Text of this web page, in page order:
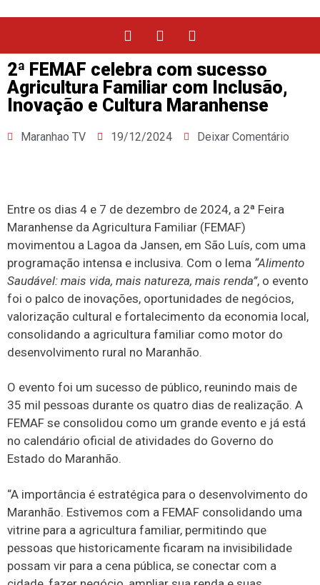
2ª FEMAF celebra com sucesso
Agricultura Familiar com Inclusão,
Inovação e Cultura Maranhense
Maranhao TV 19/12/2024 Deixar Comentário
Entre os dias 4 e 7 de dezembro de 2024, a 2ª Feira
Maranhense da Agricultura Familiar (FEMAF)
movimentou a Lagoa da Jansen, em São Luís, com uma
programação intensa e inclusiva. Com o lema “Alimento
Saudável: mais vida, mais natureza, mais renda”, o evento
foi o palco de inovações, oportunidades de negócios,
valorização cultural e fortalecimento da economia local,
consolidando a agricultura familiar como motor do
desenvolvimento rural no Maranhão.
O evento foi um sucesso de público, reunindo mais de
35 mil pessoas durante os quatro dias de realização. A
FEMAF se consolidou como um grande evento e já está
no calendário oficial de atividades do Governo do
Estado do Maranhão.
“A importância é estratégica para o desenvolvimento do
Maranhão. Estivemos com a FEMAF consolidando uma
vitrine para a agricultura familiar, permitindo que
pessoas que historicamente ficaram na invisibilidade
possam vir para a cena pública, se conectar com a